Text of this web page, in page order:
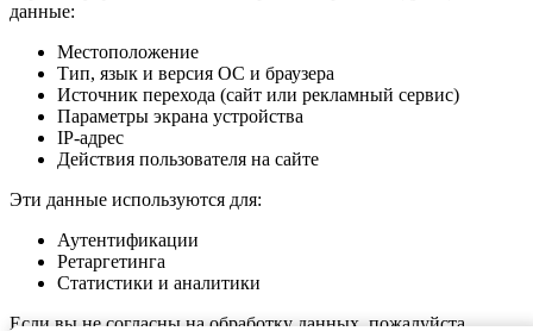
данные:
Местоположение
Тип, язык и версия ОС и браузера
Источник перехода (сайт или рекламный сервис)
Параметры экрана устройства
IP-адрес
Действия пользователя на сайте
Эти данные используются для:
Аутентификации
Ретаргетинга
Статистики и аналитики
Если вы не согласны на обработку данных, пожалуйста,